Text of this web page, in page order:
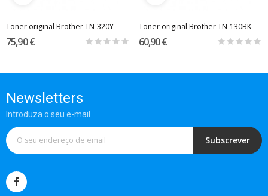
Toner original Brother TN-320Y
75,90 €
Toner original Brother TN-130BK
60,90 €
Newsletters
Introduza o seu e-mail
Subscrever